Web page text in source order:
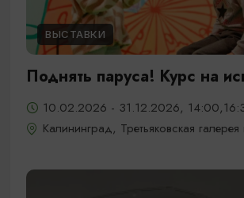
ВЫСТАВКИ
Поднять паруса! Курс на
10.02.2026 - 31.12.2026,
Калининград, Третьяковская